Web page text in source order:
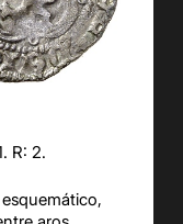
R: 2.